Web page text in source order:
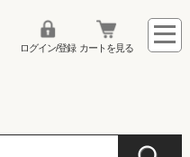
ログイン/登録 カートを見る